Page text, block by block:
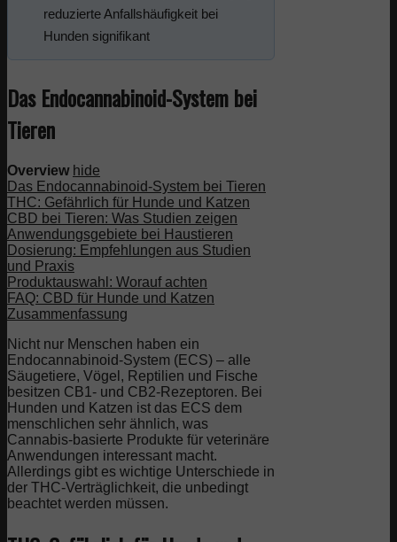
reduzierte Anfallshäufigkeit bei
Hunden signifikant
Das Endocannabinoid-System bei
Tieren
Overview hide
Das Endocannabinoid-System bei Tieren
THC: Gefährlich für Hunde und Katzen
CBD bei Tieren: Was Studien zeigen
Anwendungsgebiete bei Haustieren
Dosierung: Empfehlungen aus Studien
und Praxis
Produktauswahl: Worauf achten
FAQ: CBD für Hunde und Katzen
Zusammenfassung
Nicht nur Menschen haben ein
Endocannabinoid-System (ECS) – alle
Säugetiere, Vögel, Reptilien und Fische
besitzen CB1- und CB2-Rezeptoren. Bei
Hunden und Katzen ist das ECS dem
menschlichen sehr ähnlich, was
Cannabis-basierte Produkte für veterinäre
Anwendungen interessant macht.
Allerdings gibt es wichtige Unterschiede in
der THC-Verträglichkeit, die unbedingt
beachtet werden müssen.